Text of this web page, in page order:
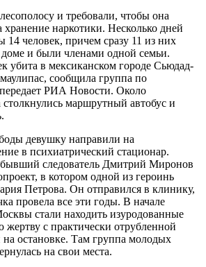
и требовали, чтобы она
хранение наркотики. Несколько дней
14 человек, причем сразу 11 из них
и были членами одной семьи.
убита в мексиканском городе Сьюдад-
сообщила группа по
РИА Новости. Около
столкнулись маршрутный автобус и
девушку направили на
в психиатрический стационар.
бывший следователь Дмитрий Миронов
в котором одной из героинь
Петрова. Он отправился в клинику,
провела все эти годы. В начале
стали находить изуродованные
с практически отрубленной
остановке. Там группа молодых
на свои места.